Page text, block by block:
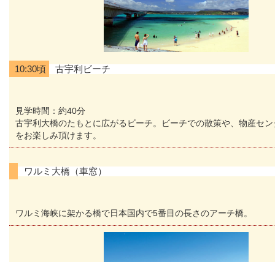
10:30頃 古宇利ビーチ
見学時間：約40分
古宇利大橋のたもとに広がるビーチ。ビーチでの散策や、物産セ
をお楽しみ頂けます。
ワルミ大橋（車窓）
ワルミ海峡に架かる橋で日本国内で5番目の長さのアーチ橋。